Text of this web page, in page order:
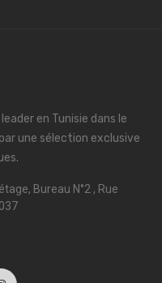
en Tunisie dans le
une sélection exclusive
Bureau N°2 , Rue